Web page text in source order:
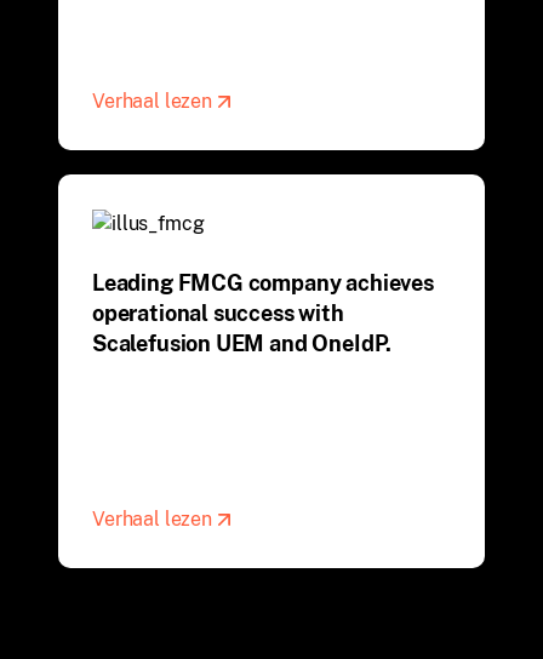
Verhaal lezen
Leading FMCG company achieves
operational success with
Scalefusion UEM and OneIdP.
Verhaal lezen